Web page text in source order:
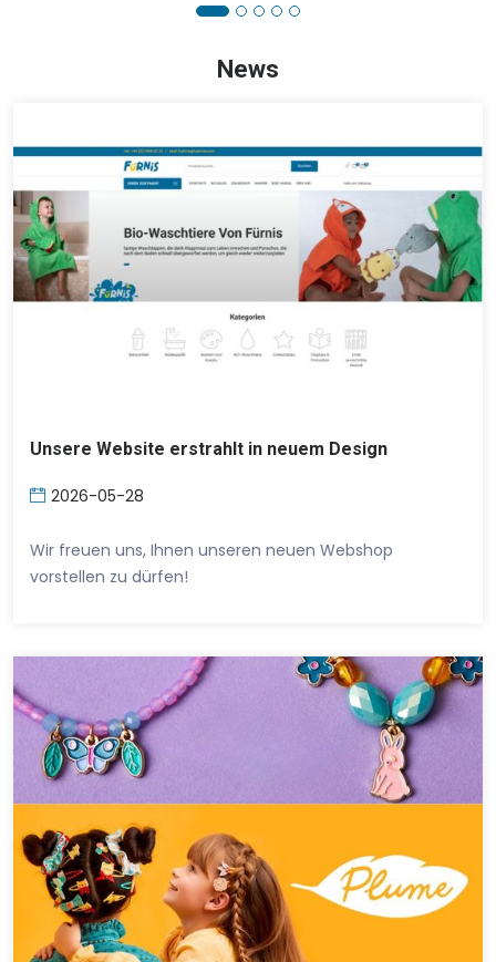
News
Unsere Website erstrahlt in neuem Design
2026-05-28
Wir freuen uns, Ihnen unseren neuen Webshop
vorstellen zu dürfen!